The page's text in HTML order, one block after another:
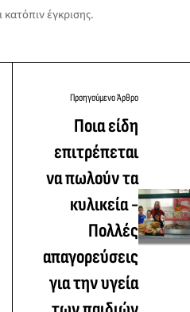
έγκρισης.
Προηγούμενο Άρθρο
Ποια είδη
επιτρέπεται
να πωλούν τα
κυλικεία -
Πολλές
απαγορεύσεις
για την υγεία